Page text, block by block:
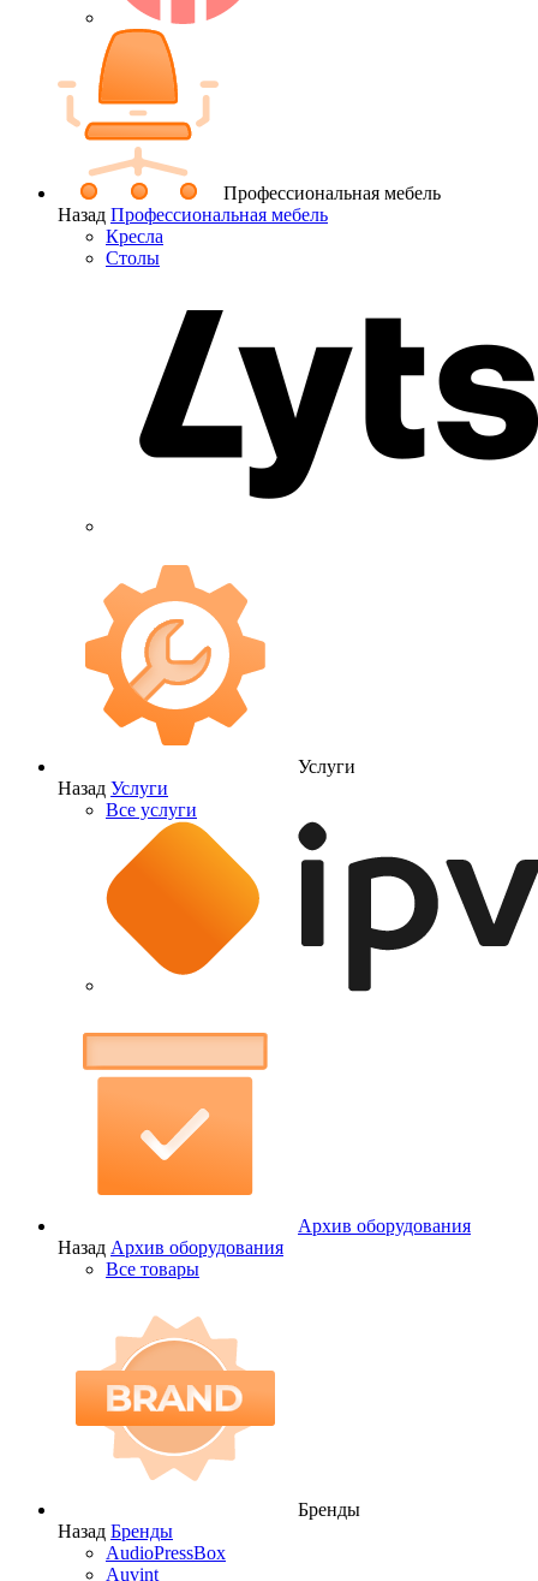
Профессиональная мебель
Назад Профессиональная мебель
Кресла
Столы
Услуги
Назад Услуги
Все услуги
Архив оборудования
Назад Архив оборудования
Все товары
Бренды
Назад Бренды
AudioPressBox
Auvint